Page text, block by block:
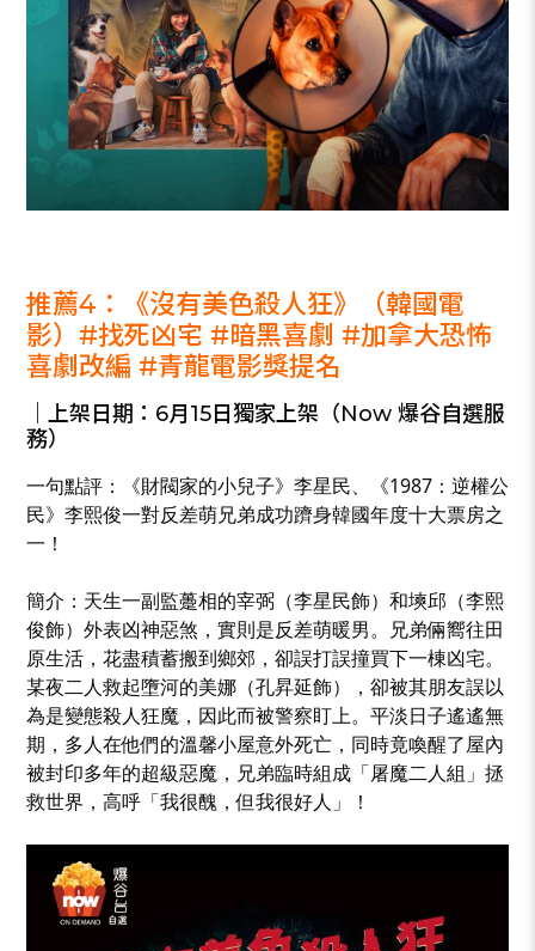
推薦4：《沒有美色殺人狂》（韓國電
影）#找死凶宅 #暗黑喜劇 #加拿大恐怖
喜劇改編 #青龍電影獎提名
｜上架日期：6月15日獨家上架（Now 爆谷自選服
務）
一句點評：《財閥家的小兒子》李星民、《1987：逆權公
民》李熙俊一對反差萌兄弟成功躋身韓國年度十大票房之
一！
簡介：天生一副監躉相的宰弼（李星民飾）和塽邱（李熙
俊飾）外表凶神惡煞，實則是反差萌暖男。兄弟倆嚮往田
原生活，花盡積蓄搬到鄉郊，卻誤打誤撞買下一棟凶宅。
某夜二人救起墮河的美娜（孔昇延飾），卻被其朋友誤以
為是變態殺人狂魔，因此而被警察盯上。平淡日子遙遙無
期，多人在他們的溫馨小屋意外死亡，同時竟喚醒了屋內
被封印多年的超級惡魔，兄弟臨時組成「屠魔二人組」拯
救世界，高呼「我很醜，但我很好人」！